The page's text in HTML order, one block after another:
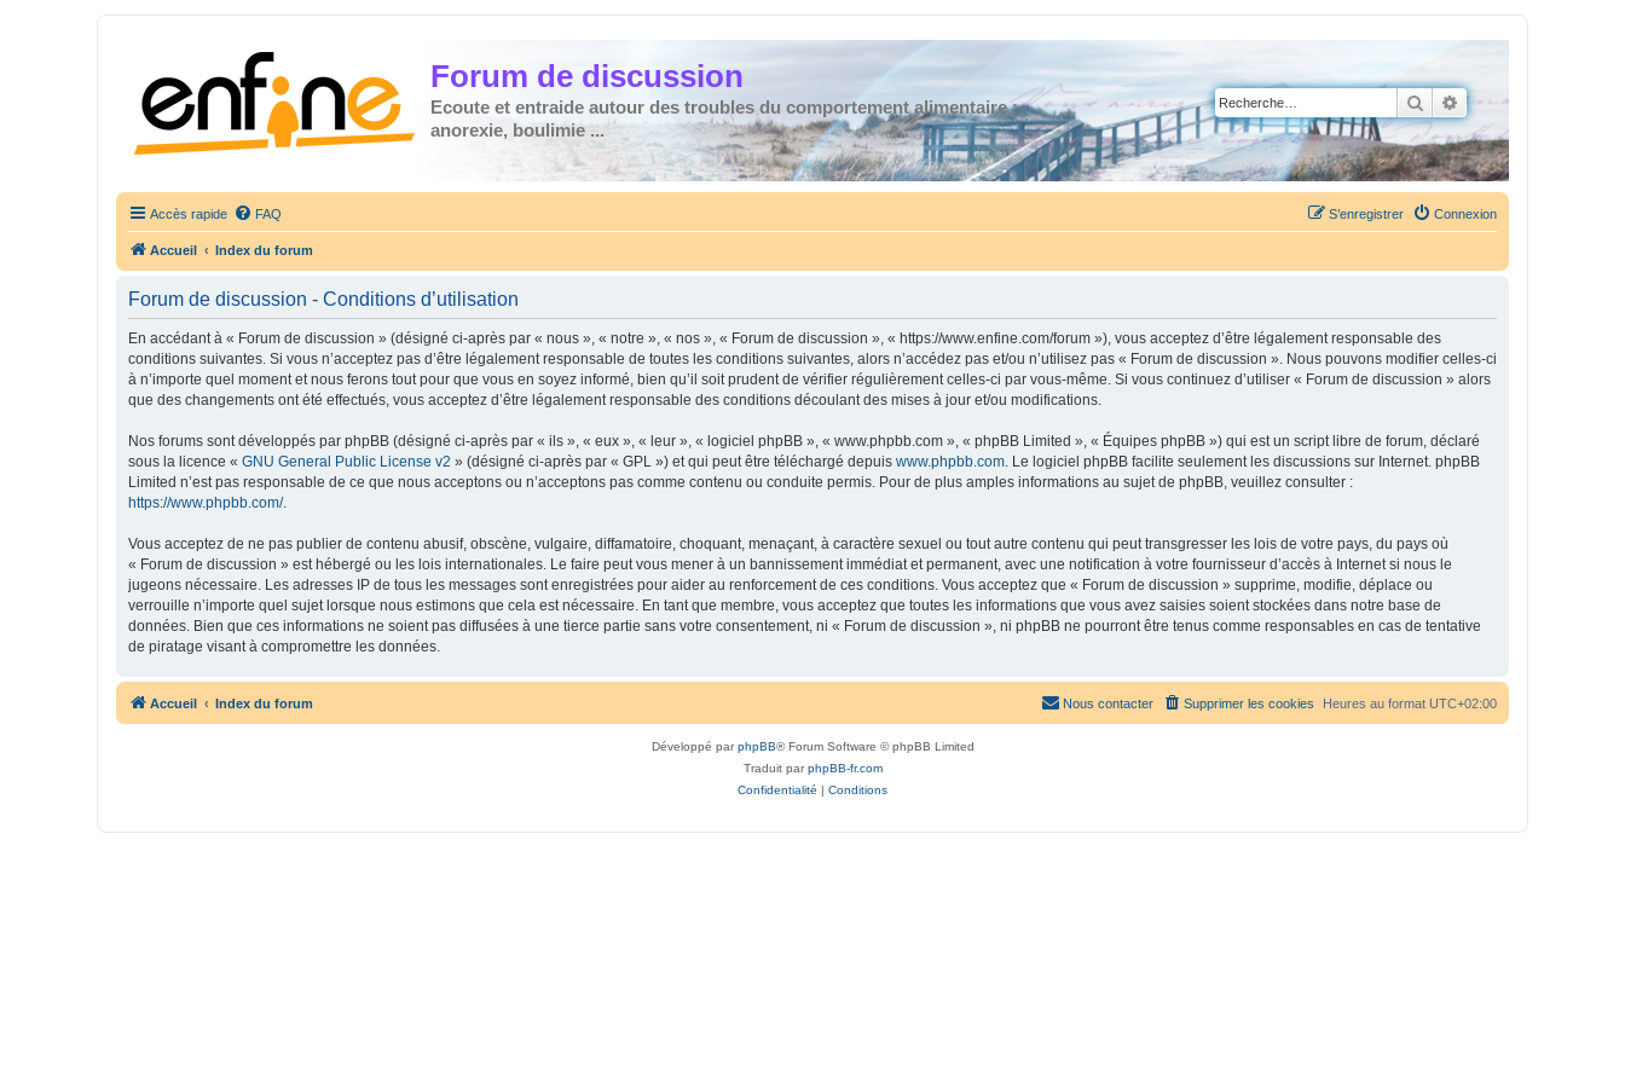
Forum de discussion
Ecoute et entraide autour des troubles du comportement alimentaire :
anorexie, boulimie ...
Rechercher
Recherche avancée
Accès rapide FAQ Connexion
S’enregistrer
Accueil Index du forum
Forum de discussion - Conditions d’utilisation
En accédant à « Forum de discussion » (désigné ci-après par « nous », « notre », « nos », « Forum de discussion », « https://www.enfine.com/forum »), vous acceptez d’être légalement responsable des
conditions suivantes. Si vous n’acceptez pas d’être légalement responsable de toutes les conditions suivantes, alors n’accédez pas et/ou n’utilisez pas « Forum de discussion ». Nous pouvons modifier celles-ci
à n’importe quel moment et nous ferons tout pour que vous en soyez informé, bien qu’il soit prudent de vérifier régulièrement celles-ci par vous-même. Si vous continuez d’utiliser « Forum de discussion » alors
que des changements ont été effectués, vous acceptez d’être légalement responsable des conditions découlant des mises à jour et/ou modifications.
Nos forums sont développés par phpBB (désigné ci-après par « ils », « eux », « leur », « logiciel phpBB », « www.phpbb.com », « phpBB Limited », « Équipes phpBB ») qui est un script libre de forum, déclaré
sous la licence « GNU General Public License v2 » (désigné ci-après par « GPL ») et qui peut être téléchargé depuis www.phpbb.com. Le logiciel phpBB facilite seulement les discussions sur Internet. phpBB
Limited n’est pas responsable de ce que nous acceptons ou n’acceptons pas comme contenu ou conduite permis. Pour de plus amples informations au sujet de phpBB, veuillez consulter :
https://www.phpbb.com/.
Vous acceptez de ne pas publier de contenu abusif, obscène, vulgaire, diffamatoire, choquant, menaçant, à caractère sexuel ou tout autre contenu qui peut transgresser les lois de votre pays, du pays où
« Forum de discussion » est hébergé ou les lois internationales. Le faire peut vous mener à un bannissement immédiat et permanent, avec une notification à votre fournisseur d’accès à Internet si nous le
jugeons nécessaire. Les adresses IP de tous les messages sont enregistrées pour aider au renforcement de ces conditions. Vous acceptez que « Forum de discussion » supprime, modifie, déplace ou
verrouille n’importe quel sujet lorsque nous estimons que cela est nécessaire. En tant que membre, vous acceptez que toutes les informations que vous avez saisies soient stockées dans notre base de
données. Bien que ces informations ne soient pas diffusées à une tierce partie sans votre consentement, ni « Forum de discussion », ni phpBB ne pourront être tenus comme responsables en cas de tentative
de piratage visant à compromettre les données.
Accueil Index du forum Heures au format UTC+02:00
Supprimer les cookies
Nous contacter
Développé parphpBB® Forum Software © phpBB Limited
Traduit parphpBB-fr.com
Confidentialité | Conditions